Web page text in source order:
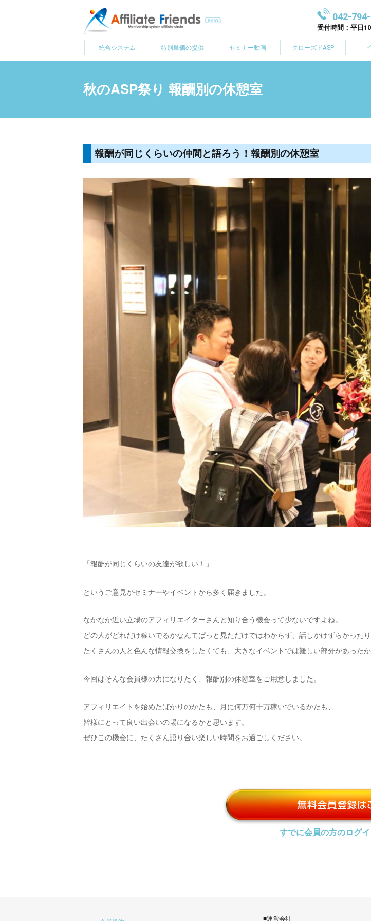
ツ
ッ
042-
受付時間：平日
統合システム 特別単価の提供 セミナー動画 クローズドASP
秋のASP祭り 報酬別の休憩室
報酬が同じくらいの仲間と語ろう！報酬別の休憩室
「報酬が同じくらいの友達が欲しい！」
というご意見がセミナーやイベントから多く届きました。
なかなか近い立場のアフィリエイターさんと知り合う機会って少ないですよね。
どの人がどれだけ稼いでるかなんてぱっと見ただけではわからず、話しかけずらかった
たくさんの人と色んな情報交換をしたくても、大きなイベントでは難しい部分があったか
今回はそんな会員様の力になりたく、報酬別の休憩室をご用意しました。
アフィリエイトを始めたばかりのかたも、月に何万何十万稼いでいるかたも、
皆様にとって良い出会いの場になるかと思います。
ぜひこの機会に、たくさん語り合い楽しい時間をお過ごしください。
すでに会員の方のログ
■運営会社